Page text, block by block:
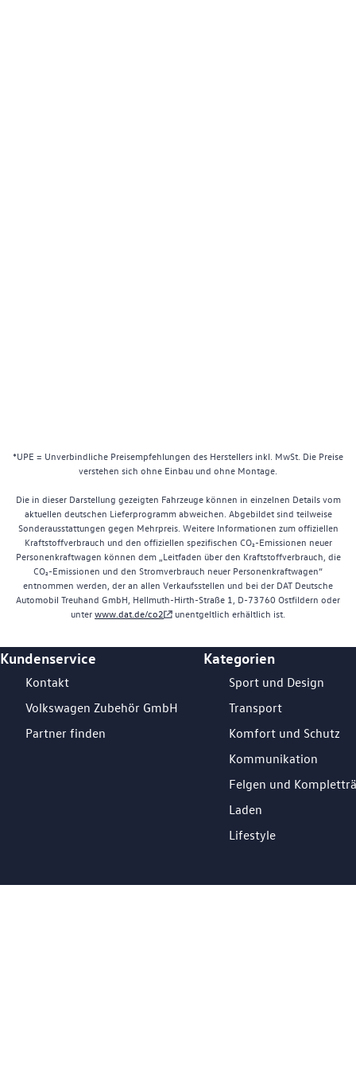
*UPE = Unverbindliche Preisempfehlungen des Herstellers inkl. MwSt. Die Preise
verstehen sich ohne Einbau und ohne Montage.
Die in dieser Darstellung gezeigten Fahrzeuge können in einzelnen Details vom
aktuellen deutschen Lieferprogramm abweichen. Abgebildet sind teilweise
Sonderausstattungen gegen Mehrpreis. Weitere Informationen zum offiziellen
Kraftstoffverbrauch und den offiziellen spezifischen CO₂-Emissionen neuer
Personenkraftwagen können dem „Leitfaden über den Kraftstoffverbrauch, die
CO₂-Emissionen und den Stromverbrauch neuer Personenkraftwagen“
entnommen werden, der an allen Verkaufsstellen und bei der DAT Deutsche
Automobil Treuhand GmbH, Hellmuth-Hirth-Straße 1, D-73760 Ostfildern oder
unterwww.dat.de/co2 unentgeltlich erhältlich ist.
Footer Teaser
Kundenservice
Kontakt
Volkswagen Zubehör GmbH
Partner finden
Kategorien
Sport und Design
Transport
Komfort und Schutz
Kommunikation
Felgen und
Laden
Lifestyle